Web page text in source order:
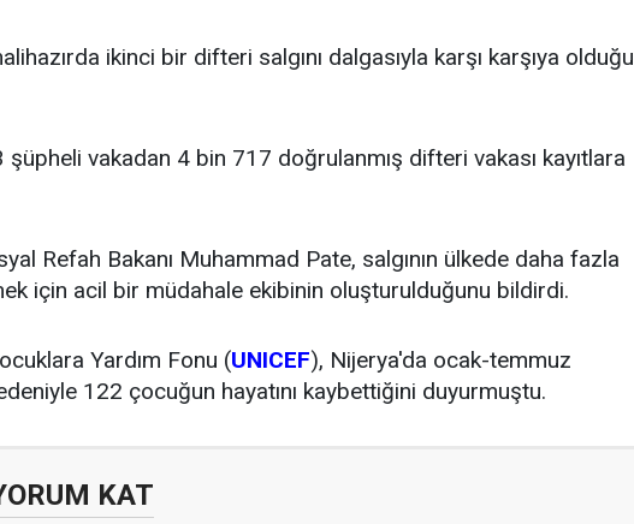
ikinci bir difteri salgını dalgasıyla karşı karşıya olduğu
vakadan 4 bin 717 doğrulanmış difteri vakası kayıtlara
Refah Bakanı Muhammad Pate, salgının ülkede daha fazla
için acil bir müdahale ekibinin oluşturulduğunu bildirdi.
Yardım Fonu (UNICEF), Nijerya'da ocak-temmuz
122 çocuğun hayatını kaybettiğini duyurmuştu.
KAT